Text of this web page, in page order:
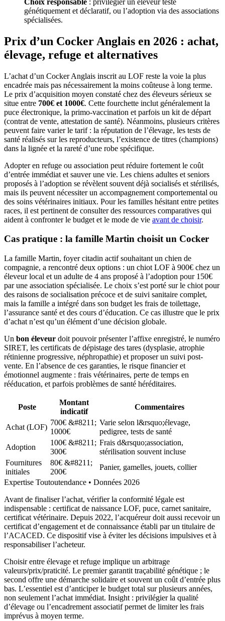
génétiquement et déclaratif, ou l’adoption via des associations
spécialisées.
Prix d’un Cocker Anglais en 2026 : achat,
élevage, refuge et alternatives
L’achat d’un Cocker Anglais inscrit au LOF reste la voie la plus
encadrée mais pas nécessairement la moins coûteuse à long terme.
Le prix d’acquisition moyen constaté chez des éleveurs sérieux se
situe entre 700€ et 1000€. Cette fourchette inclut généralement la
puce électronique, la primo-vaccination et parfois un kit de départ
(contrat de vente, attestation de santé). Néanmoins, plusieurs critères
peuvent faire varier le tarif : la réputation de l’élevage, les tests de
santé réalisés sur les reproducteurs, l’existence de titres (champions)
dans la lignée et la rareté d’une robe spécifique.
Adopter en refuge ou association peut réduire fortement le coût
d’entrée immédiat et sauver une vie. Les chiens adultes et seniors
proposés à l’adoption se révèlent souvent déjà socialisés et stérilisés,
mais ils peuvent nécessiter un accompagnement comportemental ou
des soins vétérinaires initiaux. Pour les familles hésitant entre petites
races, il est pertinent de consulter des ressources comparatives qui
aident à confronter le budget et le mode de vie avant de choisir.
Cas pratique : la famille Martin choisit un Cocker
La famille Martin, foyer citadin actif souhaitant un chien de
compagnie, a rencontré deux options : un chiot LOF à 900€ chez un
éleveur local et un adulte de 4 ans proposé à l’adoption pour 150€
par une association spécialisée. Le choix s’est porté sur le chiot pour
des raisons de socialisation précoce et de suivi sanitaire complet,
mais la famille a intégré dans son budget les frais de toilettage,
l’assurance santé et des cours d’éducation. Ce cas illustre que le prix
d’achat n’est qu’un élément d’une décision globale.
Un bon éleveur doit pouvoir présenter l’affixe enregistré, le numéro
SIRET, les certificats de dépistage des tares (dysplasie, atrophie
rétinienne progressive, néphropathie) et proposer un suivi post-
vente. En l’absence de ces garanties, le risque financier et
émotionnel augmente : frais vétérinaires, perte de temps en
rééducation, et parfois problèmes de santé héréditaires.
Poste
Montant
indicatif
Commentaires
Achat (LOF)
700€ &#8211;
1000€
Varie selon l&rsquo;élevage,
pedigree, tests de santé
Adoption
100€ &#8211;
300€
Frais d&rsquo;association,
stérilisation souvent incluse
Fournitures
initiales
80€ &#8211;
200€
Panier, gamelles, jouets, collier
Expertise Toutoutendance • Données 2026
Avant de finaliser l’achat, vérifier la conformité légale est
indispensable : certificat de naissance LOF, puce, carnet sanitaire,
certificat vétérinaire. Depuis 2022, l’acquéreur doit aussi recevoir un
certificat d’engagement et de connaissance établi par un titulaire de
l’ACACED. Ce dispositif vise à éviter les décisions impulsives et à
responsabiliser l’acheteur.
Choisir entre élevage et refuge implique un arbitrage
valeurs/prix/praticité. Le premier garantit traçabilité génétique ; le
second offre une démarche solidaire et souvent un coût d’entrée plus
bas. L’essentiel est d’anticiper le budget total sur plusieurs années,
non seulement l’achat immédiat. Insight : privilégier la qualité
d’élevage ou l’encadrement associatif permet de limiter les frais
imprévus à moyen terme.